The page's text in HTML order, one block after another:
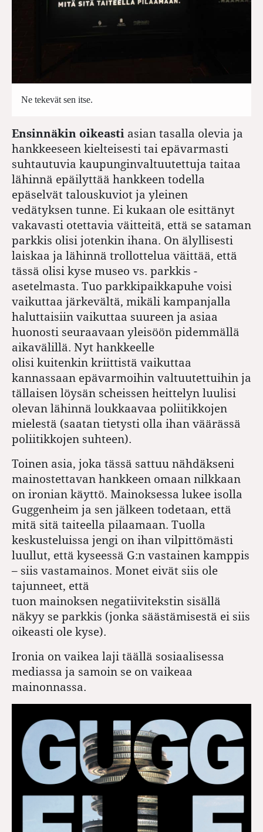
Ne tekevät sen itse.
Ensinnäkin oikeasti asian tasalla olevia ja
hankkeeseen kielteisesti tai epävarmasti
suhtautuvia kaupunginvaltuutettuja taitaa
lähinnä epäilyttää hankkeen todella
epäselvät talouskuviot ja yleinen
vedätyksen tunne. Ei kukaan ole esittänyt
vakavasti otettavia väitteitä, että se sataman
parkkis olisi jotenkin ihana. On älyllisesti
laiskaa ja lähinnä trollottelua väittää, että
tässä olisi kyse museo vs. parkkis -
asetelmasta. Tuo parkkipaikkapuhe voisi
vaikuttaa järkevältä, mikäli kampanjalla
haluttaisiin vaikuttaa suureen ja asiaa
huonosti seuraavaan yleisöön pidemmällä
aikavälillä. Nyt hankkeelle
olisi kuitenkin kriittistä vaikuttaa
kannassaan epävarmoihin valtuutettuihin ja
tällaisen löysän scheissen heittelyn luulisi
olevan lähinnä loukkaavaa poliitikkojen
mielestä (saatan tietysti olla ihan väärässä
poliitikkojen suhteen).
Toinen asia, joka tässä sattuu nähdäkseni
mainostettavan hankkeen omaan nilkkaan
on ironian käyttö. Mainoksessa lukee isolla
Guggenheim ja sen jälkeen todetaan, että
mitä sitä taiteella pilaamaan. Tuolla
keskusteluissa jengi on ihan vilpittömästi
luullut, että kyseessä G:n vastainen kamppis
– siis vastamainos. Monet eivät siis ole
tajunneet, että
tuon mainoksen negatiivitekstin sisällä
näkyy se parkkis (jonka säästämisestä ei siis
oikeasti ole kyse).
Ironia on vaikea laji täällä sosiaalisessa
mediassa ja samoin se on vaikeaa
mainonnassa.